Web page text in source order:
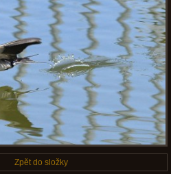
Zpět do složky